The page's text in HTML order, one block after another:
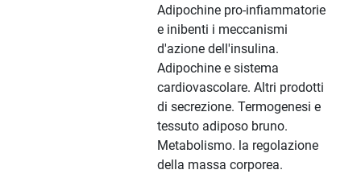
Adipochine pro-infiammatorie
e inibenti i meccanismi
d'azione dell'insulina.
Adipochine e sistema
cardiovascolare. Altri prodotti
di secrezione. Termogenesi e
tessuto adiposo bruno.
Metabolismo. la regolazione
della massa corporea.